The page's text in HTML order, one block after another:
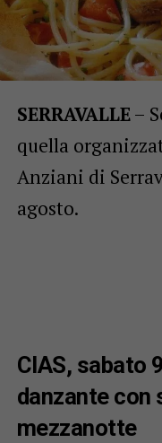
SERRAVALLE–
quella
Anziani di
agosto.
CIAS, sabato
danzante con
mezzanotte